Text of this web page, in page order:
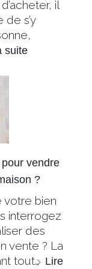
il
de s’y
suite
vendre
?
votre bien
interrogez
des
vente ? La
tout… Lire